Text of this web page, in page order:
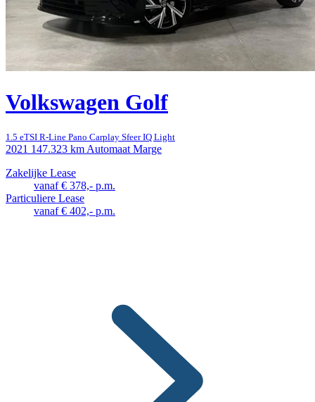
Volkswagen Golf
1.5 eTSI R-Line Pano Carplay Sfeer IQ Light
2021 147.323 km Automaat Marge
Zakelijke Lease
vanaf € 378,- p.m.
Particuliere Lease
vanaf € 402,- p.m.